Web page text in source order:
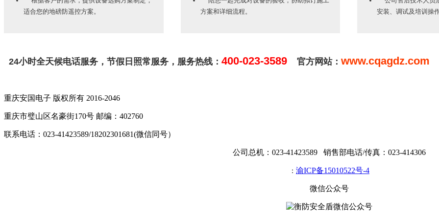
适合您的地磅防遥控方案。
方案和详细流程。
安装、调试及培训操
24小时全天候电话服务，节假日照常服务，服务热线： 400-023-3589 官方网站： www.cqagdz.com
重庆安国电子 版权所有 2016-2046
重庆市璧山区名豪街170号 邮编：402760
联系电话：023-41423589/18202301681(微信同号）
公司总机：023-41423589 销售部电话/传真：023-414306
： 渝ICP备15010522号-4
微信公众号